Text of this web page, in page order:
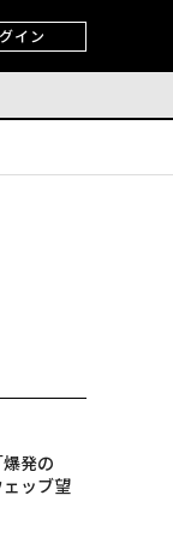
イン
発の
ッブ望